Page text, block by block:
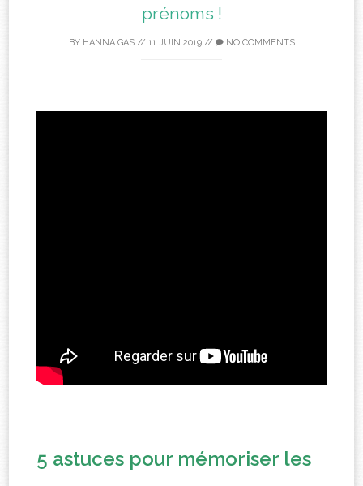
prénoms !
BY HANNA GAS// 11 JUIN 2019// NO COMMENTS
5 astuces pour mémoriser les